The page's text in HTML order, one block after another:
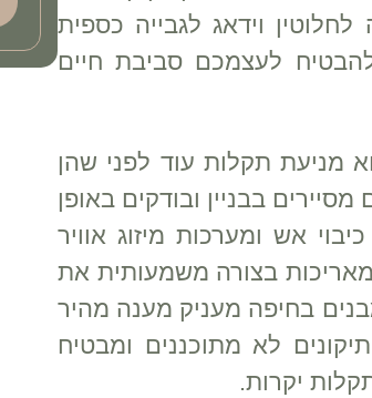
וידאג לגבייה כספית
לעצמכם סביבת חיים
מניעת תקלות עוד לפני שהן
בבניין ובודקים באופן
אש ומערכות מיזוג אוויר
בצורה משמעותית את
בחיפה מעניק מענה מהיר
לא מתוכננים ומבטיח
יקרות.